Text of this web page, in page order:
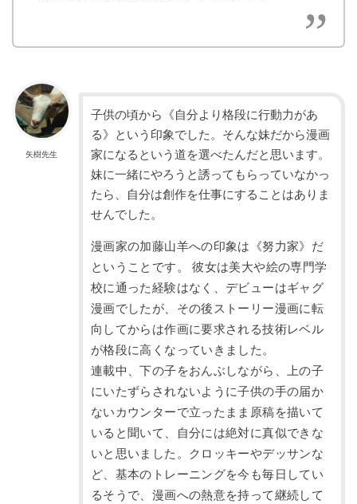
矢樹先生
子供の頃から《自分より格段に行動力があ
る》という印象でした。そんな妹だから漫画
家になるという道を選べたんだと思います。
妹に一緒にやろうと誘ってもらっていなかっ
たら、自分は創作を仕事にすることはありま
せんでした。
漫画家の加藤山羊への印象は《努力家》だ
ということです。 彼女は美大や絵の専門学
校に通った経験はなく、デビューはギャグ
漫画でしたが、その後ストーリー漫画に転
向してからは作画に要求される技術レベル
が格段に高くなっていきました。
連載中、下の子をおんぶしながら、上の子
にいたずらされないように子供の手の届か
ないカウンターで立ったまま原稿を描いて
いると聞いて、自分には絶対に真似できな
いと思いました。クロッキーやデッサンな
ど、基本のトレーニングを今も毎日してい
るそうで、漫画への熱意を持って継続して